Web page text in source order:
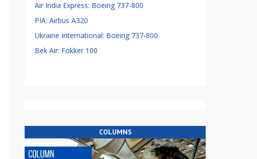
Air India Express: Boeing 737-800
PIA: Airbus A320
Ukraine International: Boeing 737-800
Bek Air: Fokker 100
COLUMNS